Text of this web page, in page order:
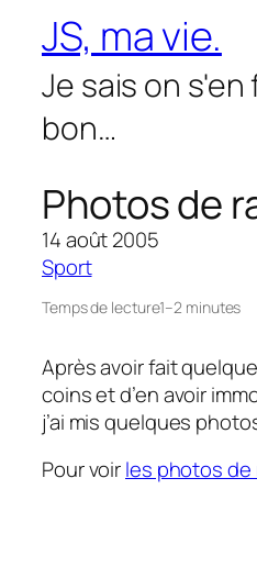
contenu
JS, ma vie.
Je sais on s'en
bon…
Photos de
14 août 2005
Sport
Temps de lecture1–2 minutes
Après avoir fait
coins et d’en avoir
j’ai mis quelques
Pour voirles photos de